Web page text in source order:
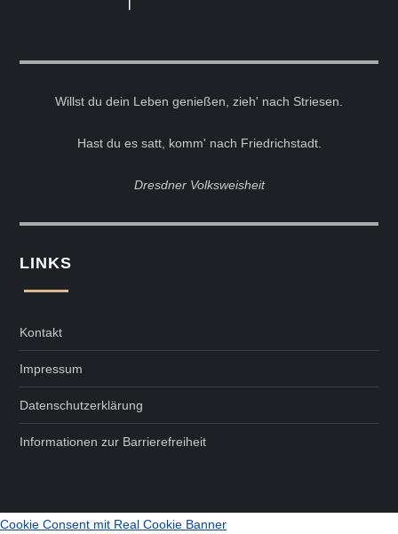
Willst du dein Leben genießen, zieh' nach Striesen.
Hast du es satt, komm' nach Friedrichstadt.
Dresdner Volksweisheit
LINKS
Kontakt
Impressum
Datenschutzerklärung
Informationen zur Barrierefreiheit
Cookie Consent mit Real Cookie Banner